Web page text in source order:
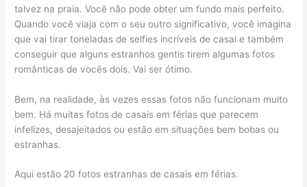
talvez na praia. Você não pode obter um fundo mais perfeito.
Quando você viaja com o seu outro significativo, você imagina
que vai tirar toneladas de selfies incríveis de casal e também
conseguir que alguns estranhos gentis tirem algumas fotos
românticas de vocês dois. Vai ser ótimo.
Bem, na realidade, às vezes essas fotos não funcionam muito
bem. Há muitas fotos de casais em férias que parecem
infelizes, desajeitados ou estão em situações bem bobas ou
estranhas.
Aqui estão 20 fotos estranhas de casais em férias.